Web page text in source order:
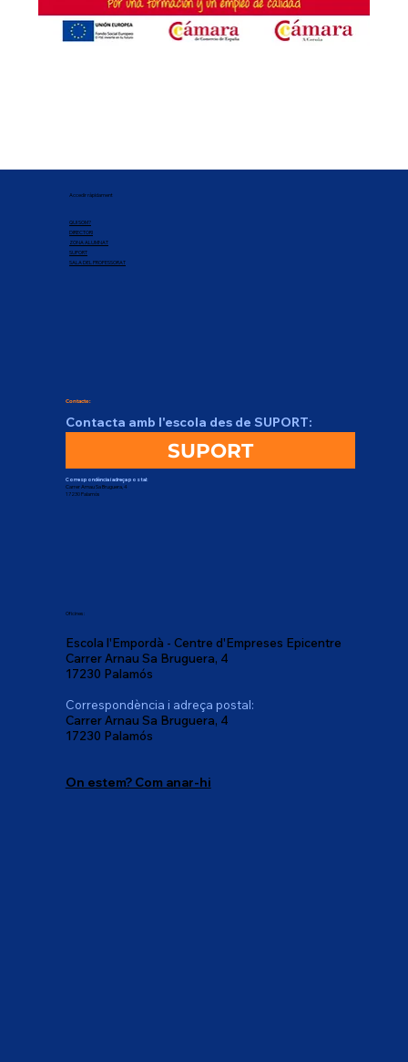
Accedir ràpidament
QUI SOM?
DIRECTORI
ZONA ALUMNAT
SUPORT
SALA DEL PROFESSORAT
Contacte:
Contacta amb l'escola des de SUPORT:
SUPORT
Correspondència i adreça postal:
Carrer Arnau Sa Bruguera, 4
17230 Palamós
Oficines:
Escola l'Empordà - Centre d'Empreses Epicentre
Carrer Arnau Sa Bruguera, 4
17230 Palamós
Correspondència i adreça postal:
Carrer Arnau Sa Bruguera, 4
17230 Palamós
On estem? Com anar-hi